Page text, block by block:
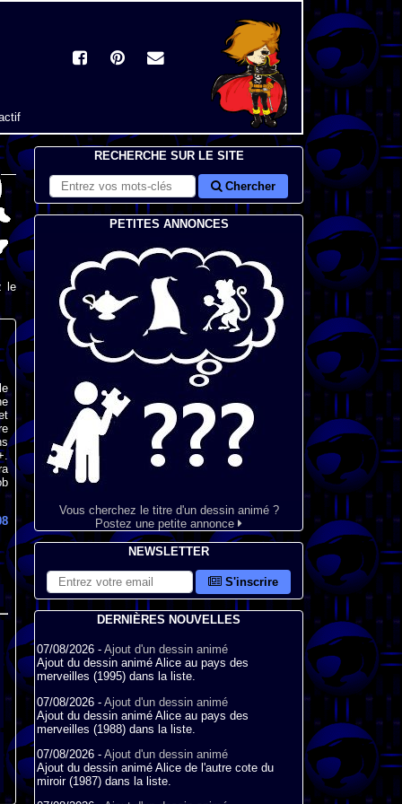
le
RECHERCHE SUR LE SITE
Chercher
PETITES ANNONCES
Vous cherchez le titre d'un dessin animé ?
Postez une petite annonce
NEWSLETTER
S'inscrire
DERNIÈRES NOUVELLES
07/08/2026 - Ajout d'un dessin animé
Ajout du dessin animé Alice au pays des
merveilles (1995) dans la liste.
07/08/2026 - Ajout d'un dessin animé
Ajout du dessin animé Alice au pays des
merveilles (1988) dans la liste.
07/08/2026 - Ajout d'un dessin animé
Ajout du dessin animé Alice de l'autre cote du
miroir (1987) dans la liste.